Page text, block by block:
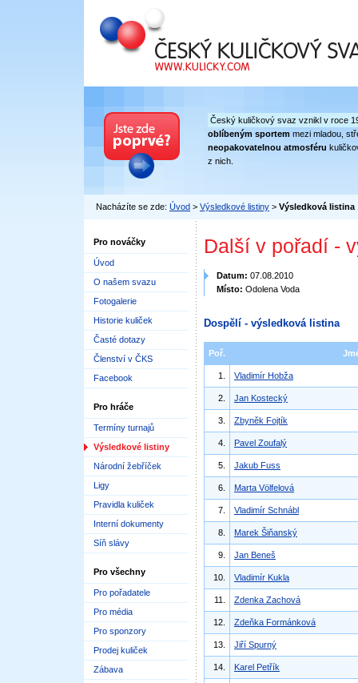
Český kuličkový svaz
Český kuličkový svaz vznikl v roce
oblíbeným sportem mezi mladou,
neopakovatelnou atmosféru
z nich.
Nacházíte se zde: Úvod > Výsledkové listiny > Výsledková listina
Pro nováčky
Úvod
O našem svazu
Fotogalerie
Historie kuliček
Časté dotazy
Členství v ČKS
Facebook
Pro hráče
Termíny turnajů
Výsledkové listiny
Národní žebříček
Ligy
Pravidla kuliček
Interní dokumenty
Síň slávy
Pro všechny
Pro pořadatele
Pro média
Pro sponzory
Prodej kuliček
Zábava
Další v pořadí -
Datum: 07.08.2010
Místo: Odolena Voda
Dospělí - výsledková listina
Poř.
1. Vladimír Hobža
2. Jan Kostecký
3. Zbyněk Fojtík
4. Pavel Zoufalý
5. Jakub Fuss
6. Marta Völfelová
7. Vladimír Schnábl
8. Marek Šiňanský
9. Jan Beneš
10. Vladimír Kukla
11. Zdenka Zachová
12. Zdeňka Formánková
13. Jiří Spurný
14. Karel Petřík